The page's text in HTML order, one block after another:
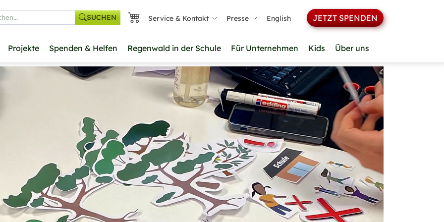
SUCHEN Service & Kontakt Presse English JETZT SPENDEN
Projekte Spenden & Helfen Regenwald in der Schule Für Unternehmen Kids Über uns